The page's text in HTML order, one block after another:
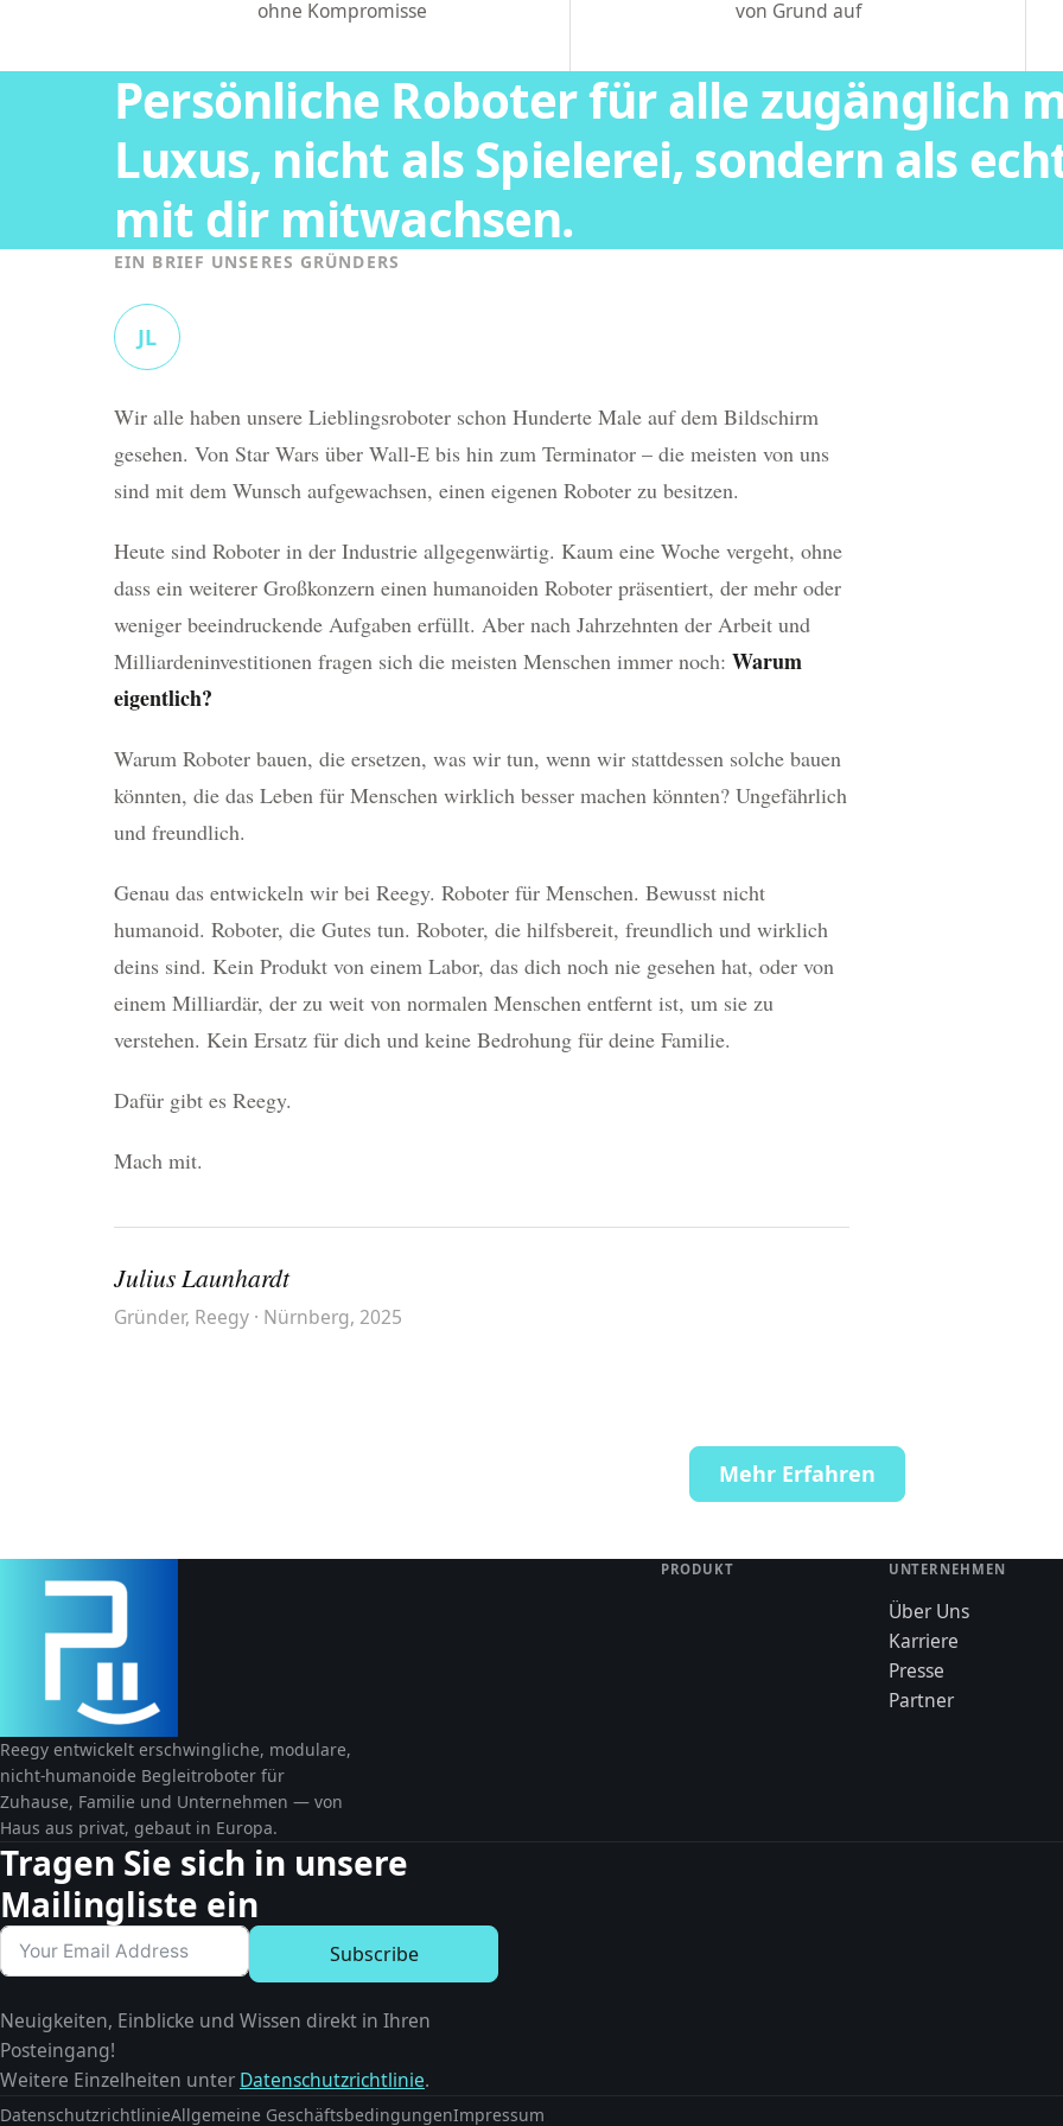
ohne Kompromisse von Grund auf
Persönliche Roboter für alle zugänglich
Luxus, nicht als Spielerei, sondern als
mit dir mitwachsen.
EIN BRIEF UNSERES GRÜNDERS
JL
Wir alle haben unsere Lieblingsroboter schon Hunderte Male auf dem Bildschirm
gesehen. Von Star Wars über Wall-E bis hin zum Terminator – die meisten von uns
sind mit dem Wunsch aufgewachsen, einen eigenen Roboter zu besitzen.
Heute sind Roboter in der Industrie allgegenwärtig. Kaum eine Woche vergeht, ohne
dass ein weiterer Großkonzern einen humanoiden Roboter präsentiert, der mehr oder
weniger beeindruckende Aufgaben erfüllt. Aber nach Jahrzehnten der Arbeit und
Milliardeninvestitionen fragen sich die meisten Menschen immer noch: Warum
eigentlich?
Warum Roboter bauen, die ersetzen, was wir tun, wenn wir stattdessen solche bauen
könnten, die das Leben für Menschen wirklich besser machen könnten? Ungefährlich
und freundlich.
Genau das entwickeln wir bei Reegy. Roboter für Menschen. Bewusst nicht
humanoid. Roboter, die Gutes tun. Roboter, die hilfsbereit, freundlich und wirklich
deins sind. Kein Produkt von einem Labor, das dich noch nie gesehen hat, oder von
einem Milliardär, der zu weit von normalen Menschen entfernt ist, um sie zu
verstehen. Kein Ersatz für dich und keine Bedrohung für deine Familie.
Dafür gibt es Reegy.
Mach mit.
Julius Launhardt
Gründer, Reegy · Nürnberg, 2025
Mehr Erfahren
Reegy entwickelt erschwingliche, modulare,
nicht-humanoide Begleitroboter für
Zuhause, Familie und Unternehmen — von
Haus aus privat, gebaut in Europa.
PRODUKT UNTERNEHMEN
Über Uns
Karriere
Presse
Partner
Tragen Sie sich in unsere
Mailingliste ein
Subscribe
Neuigkeiten, Einblicke und Wissen direkt in Ihren
Posteingang!
Weitere Einzelheiten unter Datenschutzrichtlinie.
DatenschutzrichtlinieAllgemeine GeschäftsbedingungenImpressum